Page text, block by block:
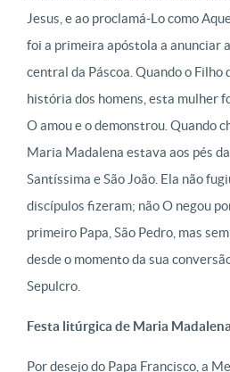
Jesus, e ao proclamá-Lo como
foi a primeira apóstola a anunciar
central da Páscoa. Quando o Filho
história dos homens, esta mulher
O amou e o demonstrou. Quando
Maria Madalena estava aos pés
Santíssima e São João. Ela não
discípulos fizeram; não O negou
primeiro Papa, São Pedro, mas
desde o momento da sua
Sepulcro.
Festa litúrgica de Maria Madalena
Por desejo do Papa Francisco, a